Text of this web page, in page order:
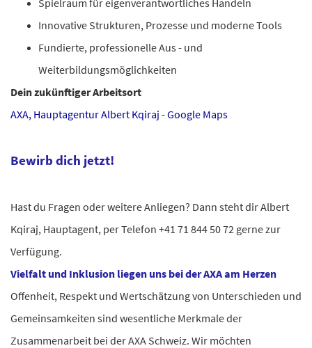
Spielraum für eigenverantwortliches Handeln
Innovative Strukturen, Prozesse und moderne Tools
Fundierte, professionelle Aus - und
Weiterbildungsmöglichkeiten
Dein zukünftiger Arbeitsort
AXA, Hauptagentur Albert Kqiraj - Google Maps
Bewirb dich jetzt!
Hast du Fragen oder weitere Anliegen? Dann steht dir Albert
Kqiraj, Hauptagent, per Telefon +41 71 844 50 72 gerne zur
Verfügung.
Vielfalt und Inklusion liegen uns bei der AXA am Herzen
Offenheit, Respekt und Wertschätzung von Unterschieden und
Gemeinsamkeiten sind wesentliche Merkmale der
Zusammenarbeit bei der AXA Schweiz. Wir möchten